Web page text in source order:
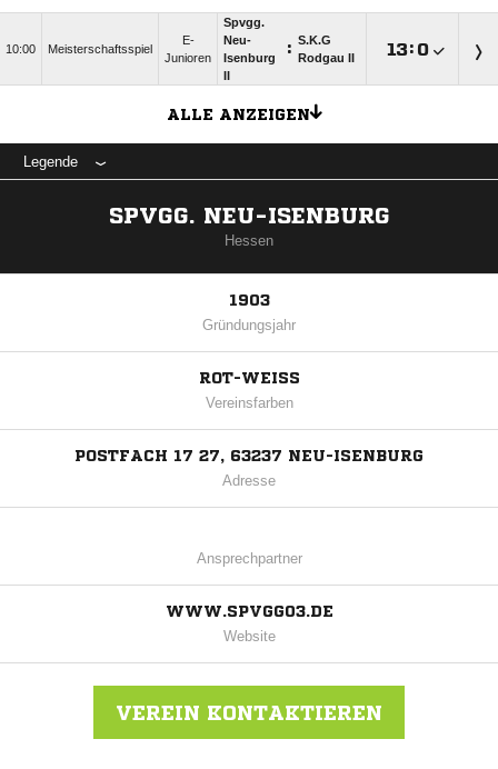
10:00 Meisterschaftsspiel
E-
Junioren
Spvgg.
Neu-
Isenburg
: S.K.G
Rodgau II
: 
ALLE ANZEIGEN
Legende
SPVGG. NEU-ISENBURG
Hessen
1903
Gründungsjahr
ROT-WEISS
Vereinsfarben
POSTFACH 17 27, 63237 NEU-ISENBURG
Adresse
Ansprechpartner
WWW.SPVGG03.DE
Website
VEREIN KONTAKTIEREN